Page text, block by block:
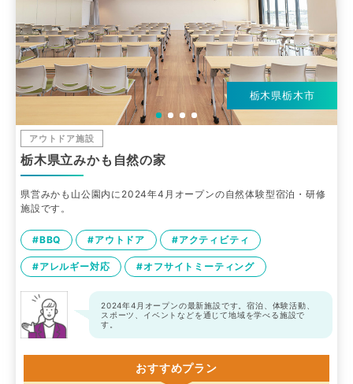
栃木県栃木市
アウトドア施設
栃木県立みかも自然の家
県営みかも山公園内に2024年4月オープンの自然体験型宿泊・研修
施設です。
#BBQ #アウトドア #アクティビティ
#アレルギー対応 #オフサイトミーティング
2024年4月オープンの最新施設です。宿泊、体験活動、
スポーツ、イベントなどを通じて地域を学べる施設で
す。
おすすめプラン